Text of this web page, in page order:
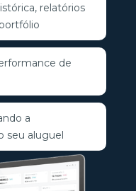
relatórios
de
a
seu aluguel